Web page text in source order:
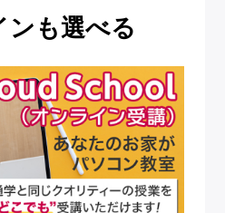
ンも選べる